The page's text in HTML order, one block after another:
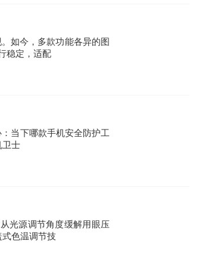
如今，多款功能各异的图
稳定，适配
当下哪款手机安全防护工
卫士
光源调节角度缓解用眼压
色温调节技